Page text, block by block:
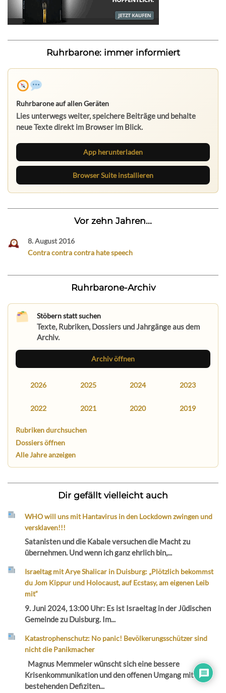
Ruhrbarone: immer informiert
App herunterladen
Browser Suite installieren
Vor zehn Jahren...
8. August 2016
Contra contra contra hate speech
Ruhrbarone-Archiv
Stöbern statt suchen
Texte, Rubriken, Dossiers und Jahrgänge aus dem
Archiv.
Archiv öffnen
2026 2025 2024 2023
2022 2021 2020 2019
Rubriken durchsuchen
Dossiers öffnen
Alle Jahre anzeigen
Dir gefällt vielleicht auch
WHO will uns mit Hantavirus in den Lockdown zwingen und
versklaven!!!
Satanisten und die Kabale versuchen die Macht zu
übernehmen. Und wenn ich ganz ehrlich bin,...
Israeltag mit Arye Shalicar in Duisburg: „Plötzlich bekommst
du Jom Kippur und Holocaust, auf Ecstasy, am eigenen Leib
mit“
9. Juni 2024, 13:00 Uhr: Es ist Israeltag in der Jüdischen
Gemeinde zu Duisburg. Im...
Katastrophenschutz: No panic! Bevölkerungsschützer sind
nicht die Panikmacher
Magnus Memmeler wünscht sich eine bessere
Krisenkommunikation und den offenen Umgang mit
bestehenden Defiziten...